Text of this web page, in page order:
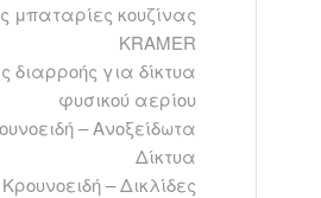
μπαταρίες κουζίνας
ΚRAMER
διαρροής για δίκτυα
φυσικού αερίου
– Ανοξείδωτα
Δίκτυα
– Δικλίδες